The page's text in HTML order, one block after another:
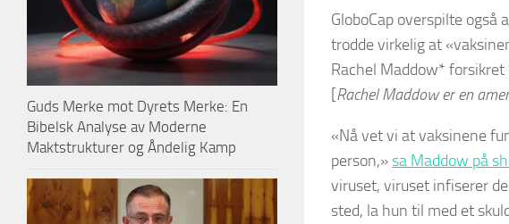
GloboCap overspilte
trodde virkelig at
Rachel Maddow*
[Rachel Maddow er en
«Nå vet vi at vaksinene
person,»sa Maddow på
viruset, viruset infiserer
sted, la hun til med et
Guds Merke mot Dyrets Merke: En
Bibelsk Analyse av Moderne
Maktstrukturer og Åndelig Kamp